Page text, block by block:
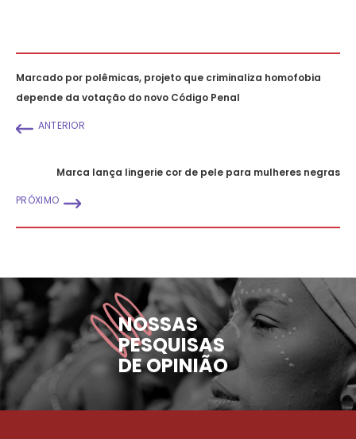
Marcado por polêmicas, projeto que criminaliza homofobia
depende da votação do novo Código Penal
ANTERIOR
Marca lança lingerie cor de pele para mulheres negras
PRÓXIMO
NOSSAS
PESQUISAS
DE OPINIÃO